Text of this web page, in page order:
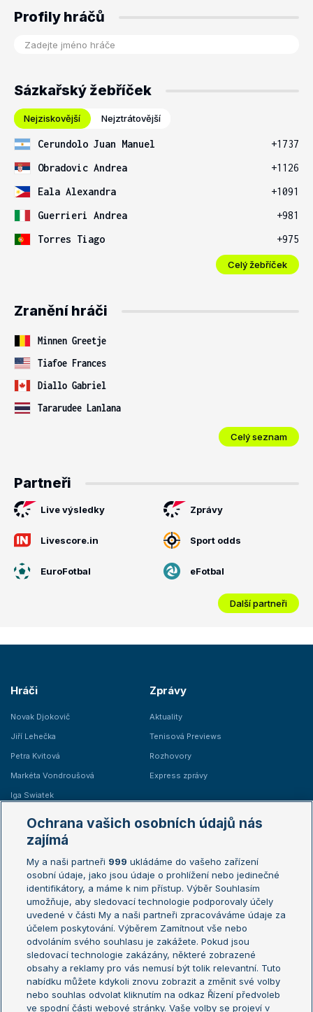
Profily hráčů
Sázkařský žebříček
Nejziskovější Nejztrátovější
Cerundolo Juan Manuel
+1737
Obradovic Andrea
+1126
Eala Alexandra
+1091
Guerrieri Andrea
+981
Torres Tiago
+975
Celý žebříček
Zranění hráči
Minnen Greetje
Tiafoe Frances
Diallo Gabriel
Tararudee Lanlana
Celý seznam
Partneři
Live výsledky Zprávy
Livescore.in Sport odds
EuroFotbal eFotbal
Další partneři
Hráči
Novak Djokovič
Jiří Lehečka
Petra Kvitová
Markéta Vondroušová
Iga Swiatek
Zprávy
Aktuality
Tenisová Previews
Rozhovory
Express zprávy
Žebříčky
Žebříček ATP (muži)
Žebříček WTA (ženy)
Sázkařský žebříček
Australian Open
French Open
Wimbledon
US Open
Turnaj mistrů
Turnaj mistryň
Aktualní trendy
Fotbalové přestupy
Ochrana vašich osobních údajů nás
zajímá
My a naši partneři 999 ukládáme do vašeho zařízení
osobní údaje, jako jsou údaje o prohlížení nebo jedinečné
identifikátory, a máme k nim přístup. Výběr Souhlasím
umožňuje, aby sledovací technologie podporovaly účely
uvedené v části My a naši partneři zpracováváme údaje za
účelem poskytování. Výběrem Zamítnout vše nebo
odvoláním svého souhlasu je zakážete. Pokud jsou
sledovací technologie zakázány, některé zobrazené
obsahy a reklamy pro vás nemusí být tolik relevantní. Tuto
nabídku můžete kdykoli znovu zobrazit a změnit své volby
nebo souhlas odvolat kliknutím na odkaz Řízení předvoleb
ve spodní části webové stránky. Vaše volby se projeví v